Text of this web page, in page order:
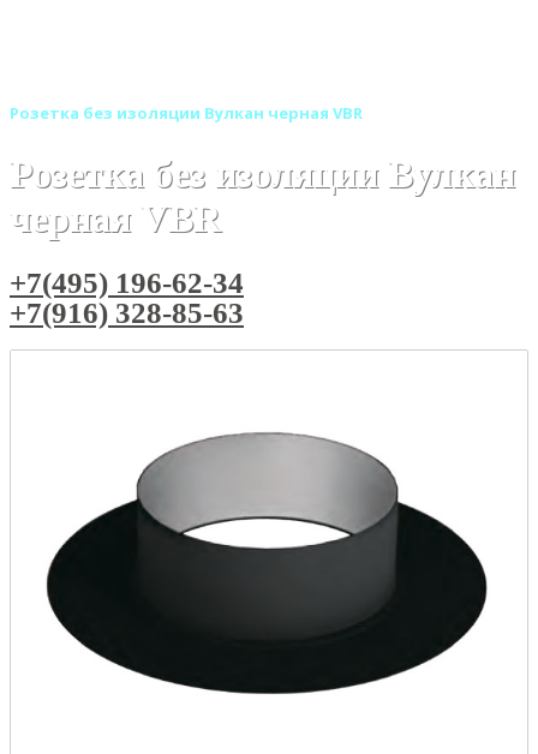
Розетка без изоляции Вулкан черная VBR
Розетка без изоляции Вулкан
черная VBR
+7(495) 196-62-34
+7(916) 328-85-63